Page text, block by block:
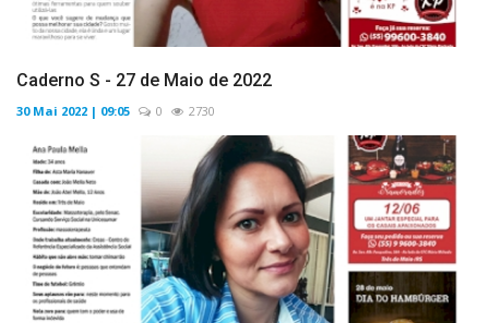
Caderno S - 27 de Maio de 2022
30 Mai 2022 | 09:05 0 2730